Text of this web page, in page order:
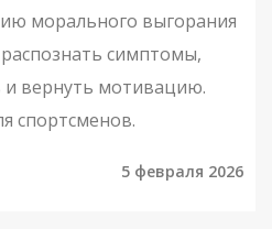
морального выгорания
симптомы,
и вернуть мотивацию.
спортсменов.
5 февраля 2026